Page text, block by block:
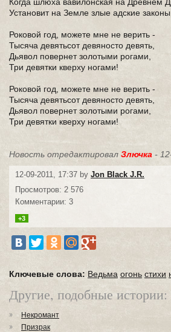
Установит на Земле злые адские
Роковой год, можете мне не верить -
Тысяча девятьсот девяносто девять,
Дьявол повернет золотыми рогами,
Три девятки кверху ногами!
Роковой год, можете мне не верить -
Тысяча девятьсот девяносто девять,
Дьявол повернет золотыми рогами,
Три девятки кверху ногами!
Новость отредактировал Злючка -
12-09-2011, 17:37 by Jon Black J.R.
Просмотров: 2 576
Комментарии: 3
+3
Ключевые слова: Ведьма огонь стихи
Другие, подобные истории:
Некромант
Призрак